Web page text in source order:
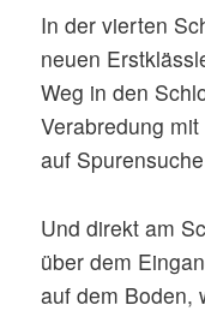
In der vierten
neuen
Weg in den
Verabredung
auf
Und direkt am
über dem
auf dem Boden,